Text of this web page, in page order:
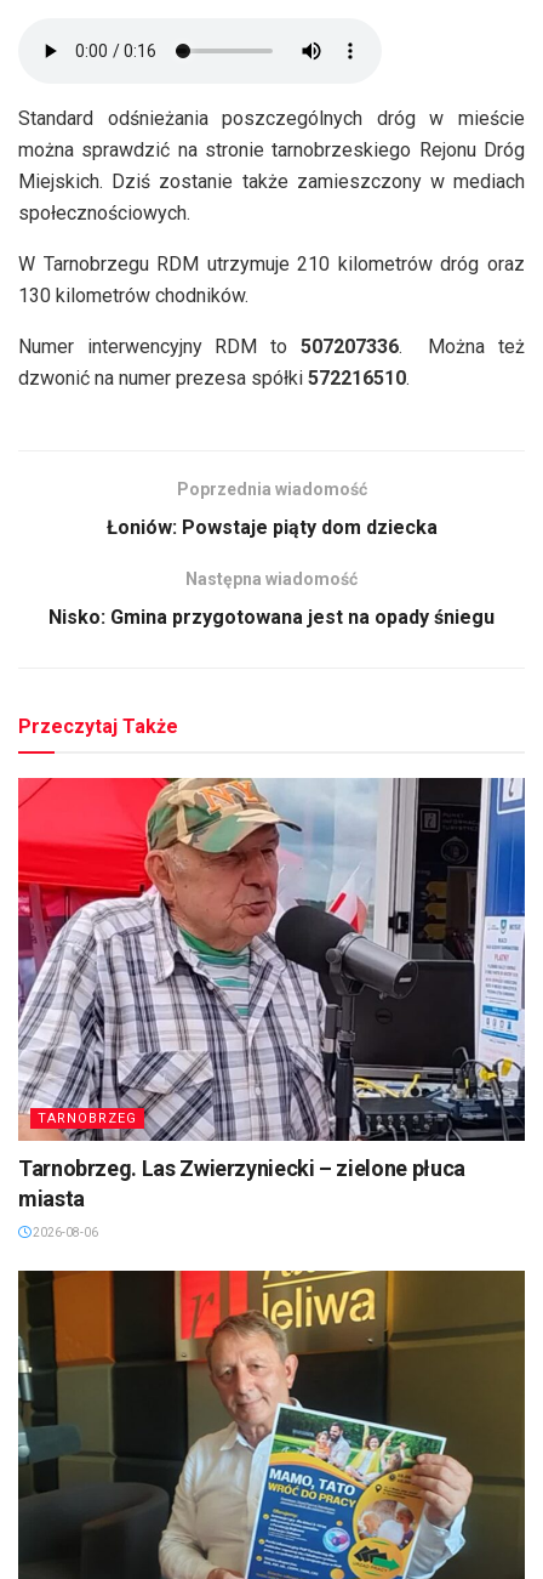
Standard odśnieżania poszczególnych dróg w mieście
można sprawdzić na stronie tarnobrzeskiego Rejonu Dróg
Miejskich. Dziś zostanie także zamieszczony w mediach
społecznościowych.
W Tarnobrzegu RDM utrzymuje 210 kilometrów dróg oraz
130 kilometrów chodników.
Numer interwencyjny RDM to 507207336. Można też
dzwonić na numer prezesa spółki 572216510.
Poprzednia wiadomość
Łoniów: Powstaje piąty dom dziecka
Następna wiadomość
Nisko: Gmina przygotowana jest na opady śniegu
Przeczytaj Także
TARNOBRZEG
Tarnobrzeg. Las Zwierzyniecki – zielone płuca
miasta
2026-08-06